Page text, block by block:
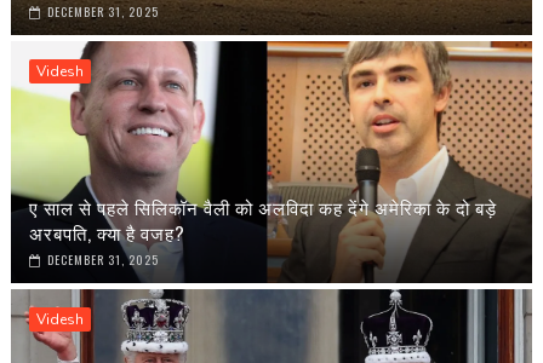
DECEMBER 31, 2025
Videsh
ए साल से पहले सिलिकॉन वैली को अलविदा कह देंगे अमेरिका के दो बड़े
अरबपति, क्या है वजह?
DECEMBER 31, 2025
Videsh